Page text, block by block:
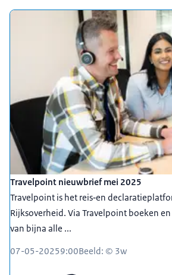
Travelpoint nieuwbrief mei 2025
Travelpoint is het reis‐en
Rijksoverheid. Via Travelpoint boeken
van bijna alle ...
07-05-20259:00Beeld: © 3w